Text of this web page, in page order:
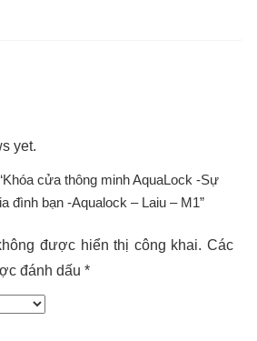
yet.
cửa thông minh AquaLock -Sự
đình bạn -Aqualock – Laiu – M1”
được hiển thị công khai. Các
đánh dấu *